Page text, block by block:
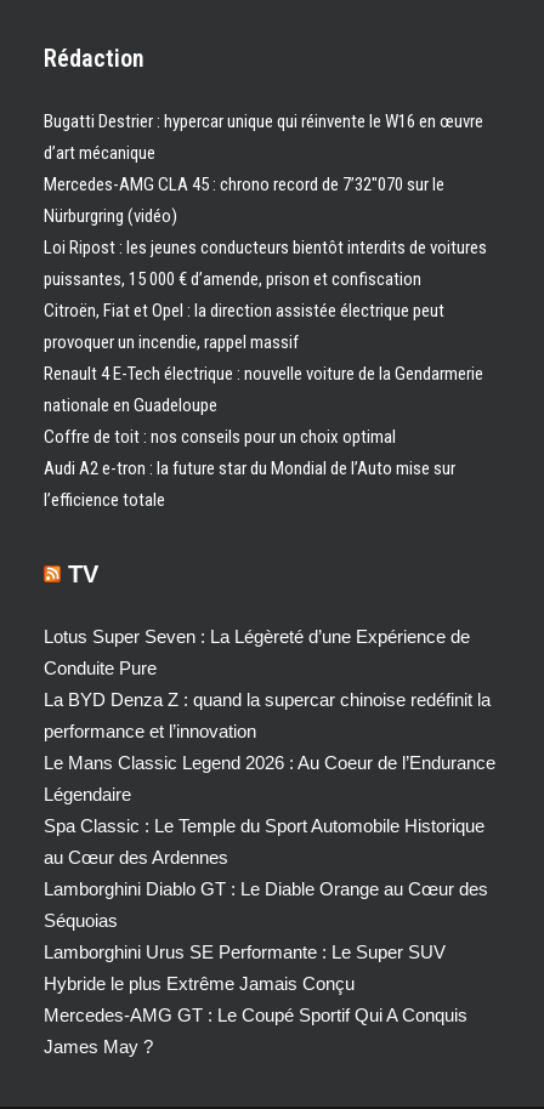
Rédaction
Bugatti Destrier : hypercar unique qui réinvente le W16 en œuvre
d’art mécanique
Mercedes-AMG CLA 45 : chrono record de 7’32″070 sur le
Nürburgring (vidéo)
Loi Ripost : les jeunes conducteurs bientôt interdits de voitures
puissantes, 15 000 € d’amende, prison et confiscation
Citroën, Fiat et Opel : la direction assistée électrique peut
provoquer un incendie, rappel massif
Renault 4 E-Tech électrique : nouvelle voiture de la Gendarmerie
nationale en Guadeloupe
Coffre de toit : nos conseils pour un choix optimal
Audi A2 e-tron : la future star du Mondial de l’Auto mise sur
l’efficience totale
TV
Lotus Super Seven : La Légèreté d’une Expérience de
Conduite Pure
La BYD Denza Z : quand la supercar chinoise redéfinit la
performance et l’innovation
Le Mans Classic Legend 2026 : Au Coeur de l’Endurance
Légendaire
Spa Classic : Le Temple du Sport Automobile Historique
au Cœur des Ardennes
Lamborghini Diablo GT : Le Diable Orange au Cœur des
Séquoias
Lamborghini Urus SE Performante : Le Super SUV
Hybride le plus Extrême Jamais Conçu
Mercedes-AMG GT : Le Coupé Sportif Qui A Conquis
James May ?